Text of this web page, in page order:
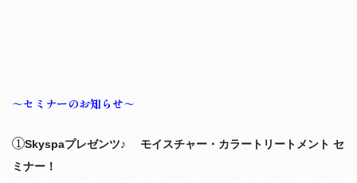
～セミナーのお知らせ～
①Skyspaプレゼンツ♪ モイスチャー・カラートリートメント セ
ミナー！